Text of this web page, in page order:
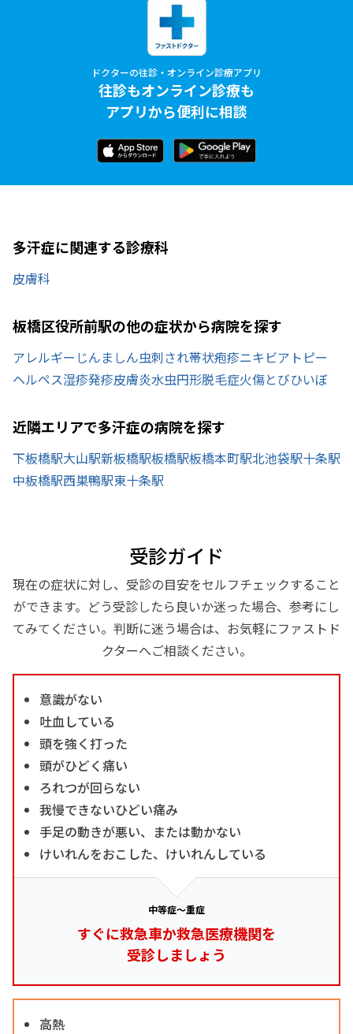
ドクターの往診・オンライン診療アプリ
往診もオンライン診療も
アプリから便利に相談
多汗症に関連する診療科
皮膚科
板橋区役所前駅の他の症状から病院を探す
アレルギー じんましん虫刺され帯状疱疹ニキビアトピー
ヘルペス湿疹発疹皮膚炎水虫円形脱毛症火傷とびひいぼ
近隣エリアで多汗症の病院を探す
下板橋駅大山駅新板橋駅板橋駅板橋本町駅北池袋駅十条駅
中板橋駅西巣鴨駅東十条駅
受診ガイド
現在の症状に対し、受診の目安をセルフチェックすること
ができます。どう受診したら良いか迷った場合、参考にし
てみてください。判断に迷う場合は、お気軽にファストド
クターへご相談ください。
意識がない
吐血している
頭を強く打った
頭がひどく痛い
ろれつが回らない
我慢できないひどい痛み
手足の動きが悪い、または動かない
けいれんをおこした、けいれんしている
中等症～重症
すぐに救急車か救急医療機関を
受診しましょう
高熱